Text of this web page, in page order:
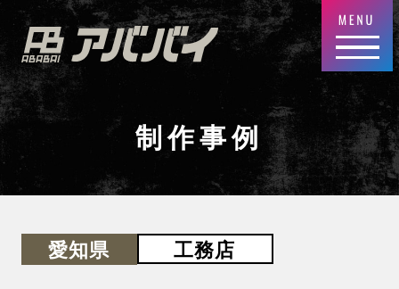
制作事例
愛知県 工務店